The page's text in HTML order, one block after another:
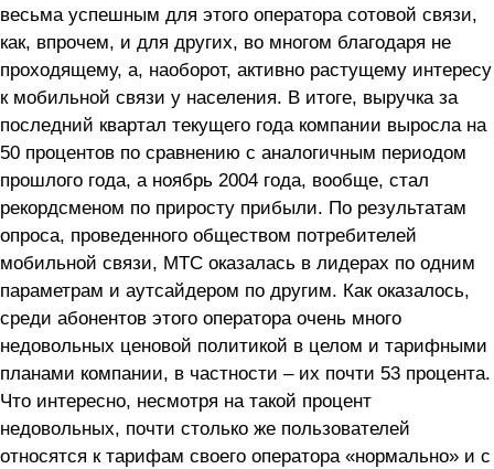
весьма успешным для этого оператора сотовой связи,
как, впрочем, и для других, во многом благодаря не
проходящему, а, наоборот, активно растущему интересу
к мобильной связи у населения. В итоге, выручка за
последний квартал текущего года компании выросла на
50 процентов по сравнению с аналогичным периодом
прошлого года, а ноябрь 2004 года, вообще, стал
рекордсменом по приросту прибыли. По результатам
опроса, проведенного обществом потребителей
мобильной связи, МТС оказалась в лидерах по одним
параметрам и аутсайдером по другим. Как оказалось,
среди абонентов этого оператора очень много
недовольных ценовой политикой в целом и тарифными
планами компании, в частности – их почти 53 процента.
Что интересно, несмотря на такой процент
недовольных, почти столько же пользователей
относятся к тарифам своего оператора «нормально» и с